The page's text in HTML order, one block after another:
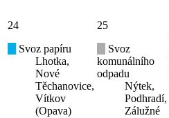
24
Svoz papíru
Lhotka,
Nové
Těchanovice,
Vítkov
(Opava)
25
Svoz
komunálního
odpadu
Nýtek,
Podhradí,
Zálužné